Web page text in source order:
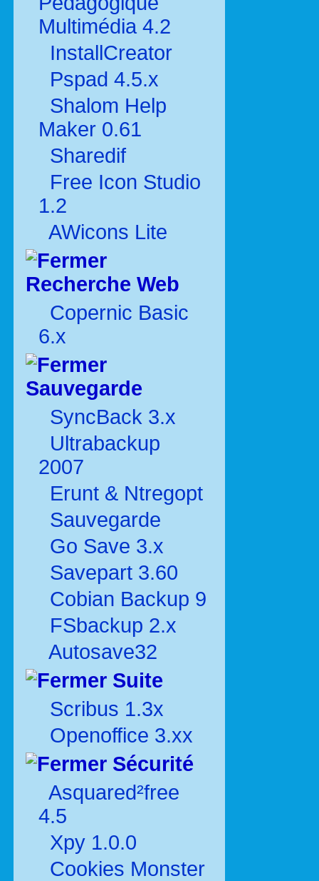
Multimédia 4.2
InstallCreator
Pspad 4.5.x
Shalom Help
Maker 0.61
Sharedif
Free Icon Studio
1.2
AWicons Lite
Recherche Web
Copernic Basic
6.x
Sauvegarde
SyncBack 3.x
Ultrabackup
2007
Erunt & Ntregopt
Sauvegarde
Go Save 3.x
Savepart 3.60
Cobian Backup 9
FSbackup 2.x
Autosave32
Suite
Scribus 1.3x
Openoffice 3.xx
Sécurité
Asquared²free
4.5
Xpy 1.0.0
Cookies Monster